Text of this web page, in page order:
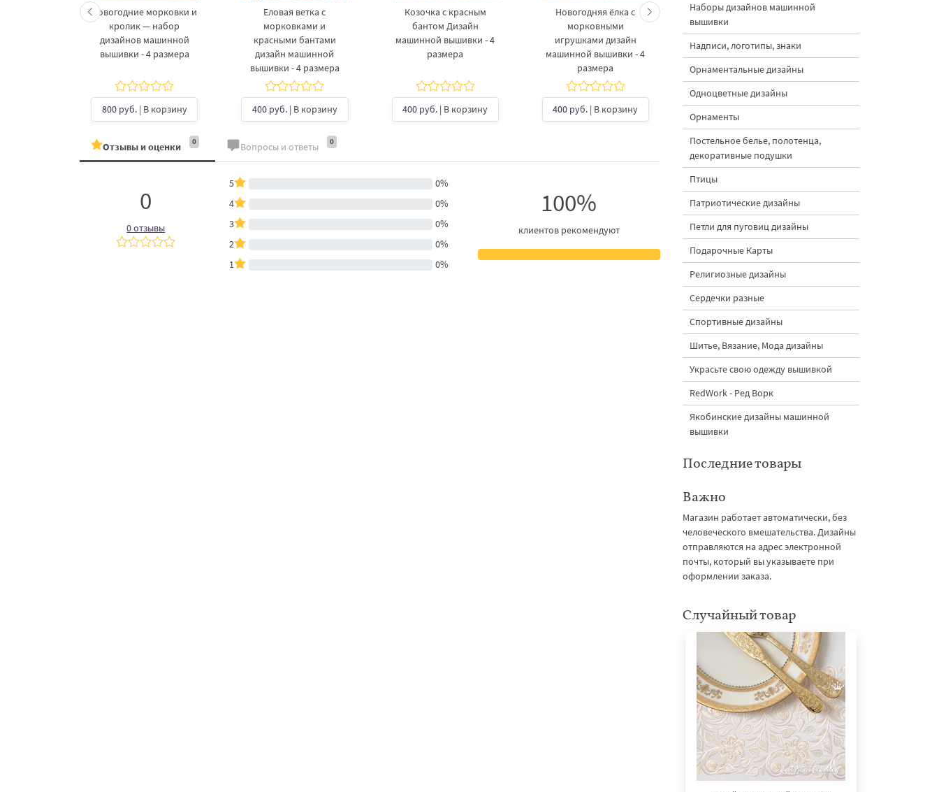
Новогодние морковки и
кролик — набор
дизайнов машинной
вышивки - 4 размера
800 руб.| В корзину
Еловая ветка с
морковками и
красными бантами
дизайн машинной
вышивки - 4 размера
400 руб.| В корзину
Козочка с красным
бантом Дизайн
машинной вышивки - 4
размера
400 руб. | В корзину
Новогодняя ёлка с
морковными
игрушками дизайн
машинной вышивки - 4
размера
400 руб. | В корзину
Кролик украшает ёлку
морковками дизайн
размера
500 руб.| В корзину 500 руб.
Отзывы и оценки 0 Вопросы и ответы 0
0
0 отзывы
5
0%
4
0%
3
0%
2
0%
1
0%
100%
клиентов рекомендуют
Наборы дизайнов машинной
вышивки
Надписи, логотипы, знаки
Орнаментальные дизайны
Одноцветные дизайны
Орнаменты
Постельное белье, полотенца,
декоративные подушки
Птицы
Патриотические дизайны
Петли для пуговиц дизайны
Подарочные Карты
Религиозные дизайны
Сердечки разные
Спортивные дизайны
Шитье, Вязание, Мода дизайны
Украсьте свою одежду вышивкой
RedWork - Ред Ворк
Якобинские дизайны машинной
вышивки
Последние товары
Важно
Магазин работает автоматически, без
человеческого вмешательства. Дизайны
отправляются на адрес электронной
почты, который вы указываете при
оформлении заказа.
Случайный товар